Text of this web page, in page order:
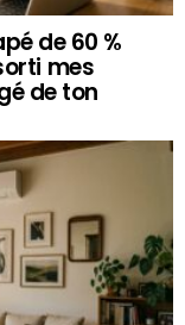
de 60 %
mes
de ton